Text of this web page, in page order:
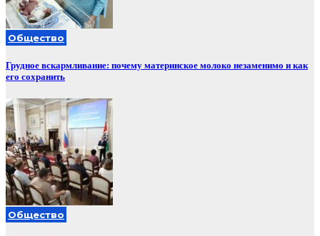
Общество
Грудное вскармливание: почему материнское молоко незаменимо и как
его сохранить
Общество